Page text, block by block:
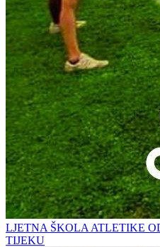
LJETNA ŠKOLA ATLETIKE
TIJEKU